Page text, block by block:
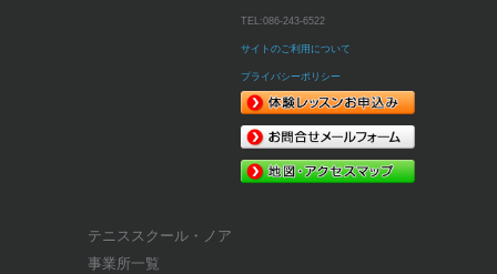
TEL:086-243-6522
サイトのご利用について
プライバシーポリシー
テニススクール・ノア
事業所一覧